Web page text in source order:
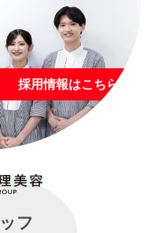
採用情報はこちら
フ